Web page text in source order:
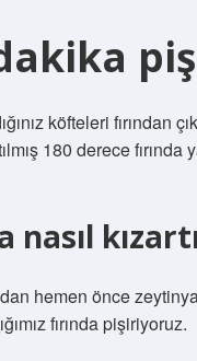
köfteleri fırından
180 derece fırında
nasıl
hemen önce
fırında pişiriyoruz.